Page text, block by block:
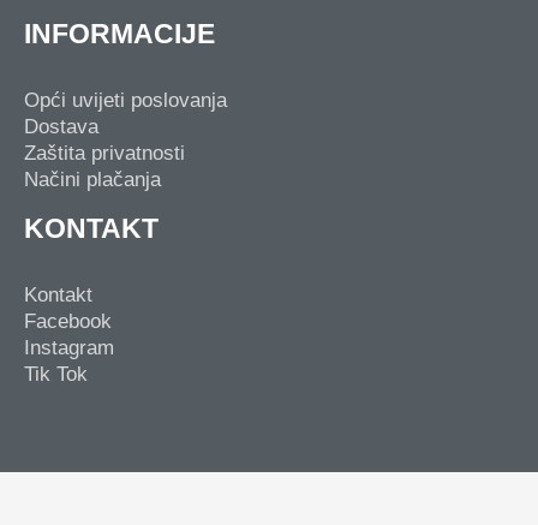
INFORMACIJE
Opći uvijeti poslovanja
Dostava
Zaštita privatnosti
Načini plačanja
KONTAKT
Kontakt
Facebook
Instagram
Tik Tok